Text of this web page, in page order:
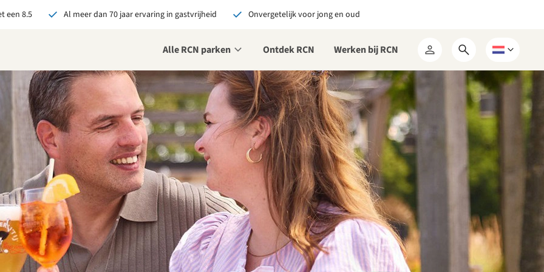
een 8.5 Al meer dan 70 jaar ervaring in gastvrijheid Onvergetelijk voor jong en oud
Alle RCN parken Ontdek RCN Werken bij RCN
Mijn
RCN
Open
zoekformulier
Kies
een
taal
bij RCN boekt, krijg je:
De beste prijsgarantie
Exclusieve voordelen
Persoonlijk contact
alle voordelen